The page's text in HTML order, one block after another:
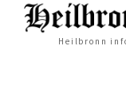
Heilbronn